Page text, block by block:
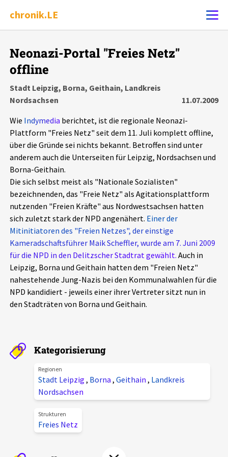
chronik.LE
Ereignis melden
Chronik
Dossiers
Leipziger Zustände
Schlaglichter
Phänomene
Aktuelles
Alle Beiträge
Veranstaltungen
Pressemitteilungen
Über uns
Projektbeschreibung
Unterstützer_innen
Spenden
chronik.LE in der Presse
Neonazi-Portal "Freies Netz"
offline
Stadt Leipzig, Borna, Geithain, Landkreis
Nordsachsen
11.07.2009
Wie Indymedia berichtet, ist die regionale Neonazi-
Plattform "Freies Netz" seit dem 11. Juli komplett offline,
über die Gründe sei nichts bekannt. Betroffen sind unter
anderem auch die Unterseiten für Leipzig, Nordsachsen und
Borna-Geithain.
Die sich selbst meist als "Nationale Sozialisten"
bezeichnenden, das "Freie Netz" als Agitationsplattform
nutzenden "Freien Kräfte" aus Nordwestsachsen hatten
sich zuletzt stark der NPD angenähert. Einer der
Mitinitiatoren des "Freien Netzes", der einstige
Kameradschaftsführer Maik Scheffler, wurde am 7. Juni 2009
für die NPD in den Delitzscher Stadtrat gewählt. Auch in
Leipzig, Borna und Geithain hatten dem "Freien Netz"
nahestehende Jung-Nazis bei den Kommunalwahlen für die
NPD kandidiert - jeweils einer ihrer Vertreter sitzt nun in
den Stadträten von Borna und Geithain.
Kategorisierung
Regionen
Stadt Leipzig , Borna , Geithain , Landkreis
Nordsachsen
Strukturen
Freies Netz
Alle Ereignisse
7502Ereignisse
Ereignisse Statistik
Exportieren ? Filter Erklärungen